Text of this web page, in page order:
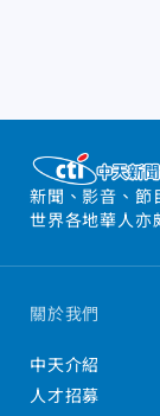
新聞、影音、節
世界各地華人亦
關於我們
中天介紹
人才招募